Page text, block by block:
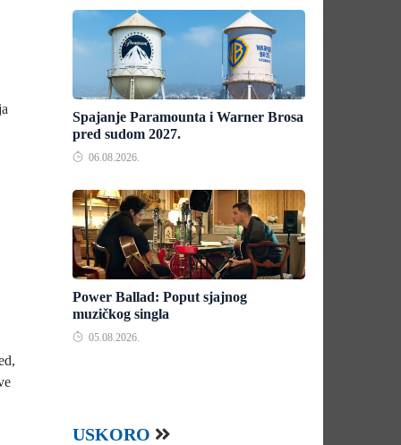
Spajanje Paramounta i Warner Brosa
pred sudom 2027.
06.08.2026.
Power Ballad: Poput sjajnog
muzičkog singla
05.08.2026.
USKORO